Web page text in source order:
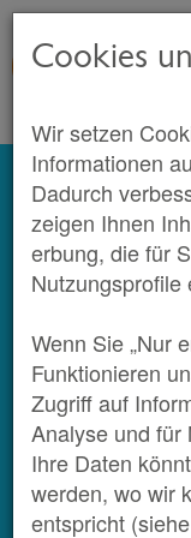
Cookies
Wir setzen
Informationen
Dadurch
zeigen Ihnen
erbung, die für
Nutzungsprofile
Wenn Sie „Nur
Funktionieren
Zugriff auf
Analyse und für
Ihre Daten
werden, wo wir
entspricht